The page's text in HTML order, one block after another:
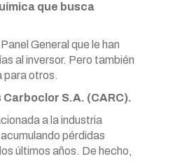
que busca
General que le han
al inversor. Pero también
para otros.
Carboclor S.A. (CARC).
a la industria
pérdidas
últimos años. De hecho,